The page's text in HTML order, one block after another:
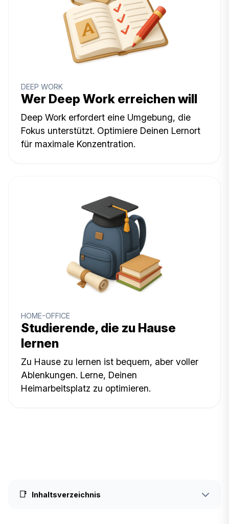
DEEP WORK
Wer Deep Work erreichen will
Deep Work erfordert eine Umgebung, die
Fokus unterstützt. Optimiere Deinen Lernort
für maximale Konzentration.
HOME-OFFICE
Studierende, die zu Hause
lernen
Zu Hause zu lernen ist bequem, aber voller
Ablenkungen. Lerne, Deinen
Heimarbeitsplatz zu optimieren.
📑 Inhaltsverzeichnis